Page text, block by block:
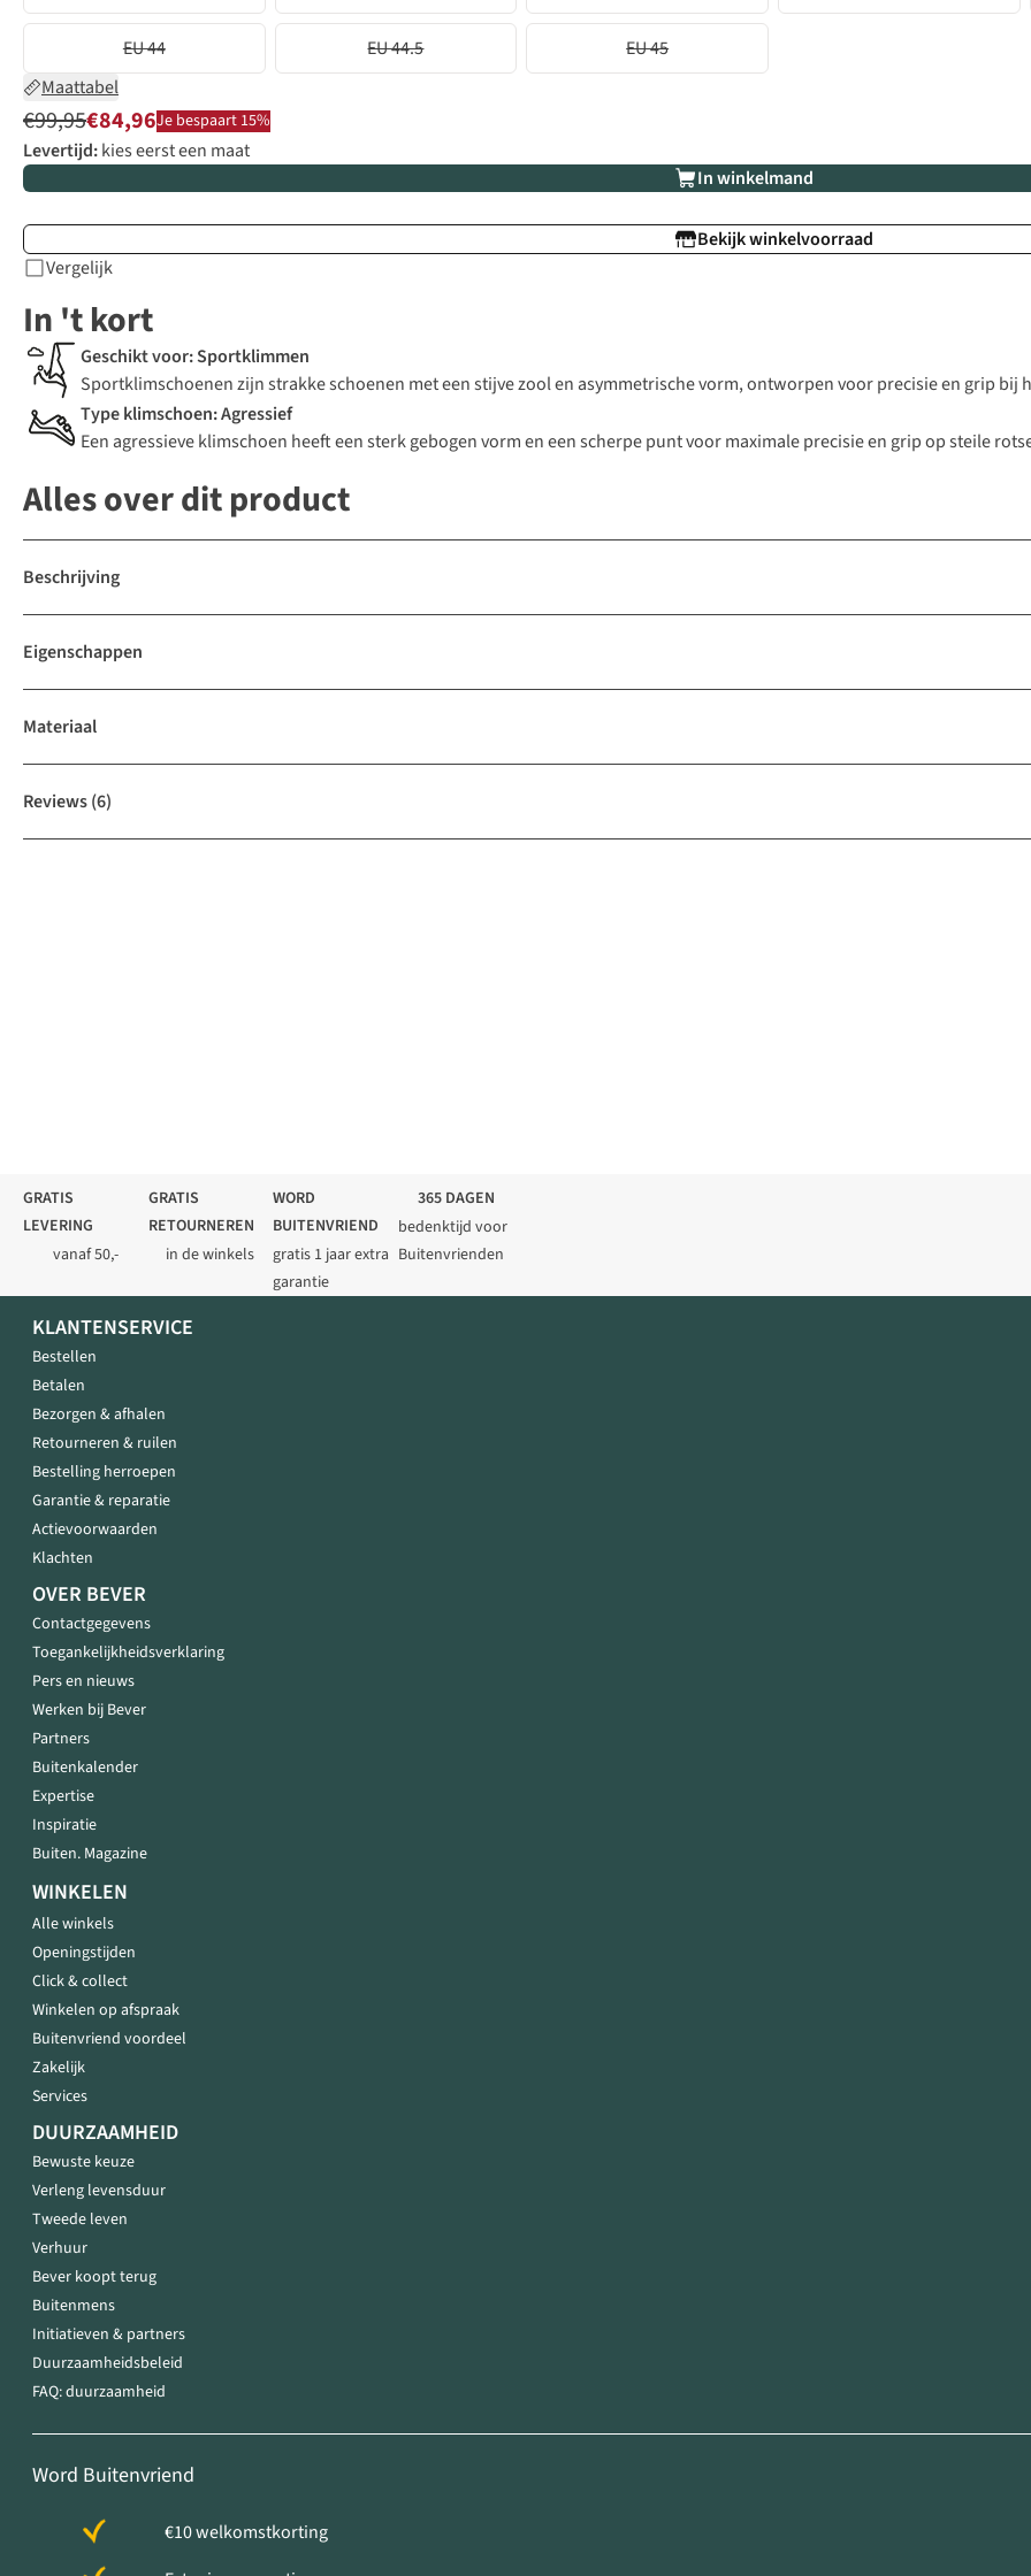
EU 44 EU 44.5
EU 45
Maattabel
€99,95€84,96Je bespaart 15%
Levertijd:kies eerst een maat
In winkelmand
Bekijk winkelvoorraad
Vergelijk
In 't kort
Geschikt voor: Sportklimmen
Sportklimschoenen zijn strakke schoenen met een stijve zool en asymmetrische vorm, ontworpen voor precisie en grip bij
Type klimschoen: Agressief
Een agressieve klimschoen heeft een sterk gebogen vorm en een scherpe punt voor maximale precisie en grip op steile
Alles over dit product
Beschrijving
Eigenschappen
Materiaal
Reviews(6)
GRATIS
LEVERING
vanaf 50,-
GRATIS
RETOURNEREN
in de winkels
WORD
BUITENVRIEND
gratis 1 jaar extra
garantie
365 DAGEN
bedenktijd voor
Buitenvrienden
KLANTENSERVICE
Bestellen
Betalen
Bezorgen & afhalen
Retourneren & ruilen
Bestelling herroepen
Garantie & reparatie
Actievoorwaarden
Klachten
OVER BEVER
Contactgegevens
Toegankelijkheidsverklaring
Pers en nieuws
Werken bij Bever
Partners
Buitenkalender
Expertise
Inspiratie
Buiten. Magazine
WINKELEN
Alle winkels
Openingstijden
Click & collect
Winkelen op afspraak
Buitenvriend voordeel
Zakelijk
Services
DUURZAAMHEID
Bewuste keuze
Verleng levensduur
Tweede leven
Verhuur
Bever koopt terug
Buitenmens
Initiatieven & partners
Duurzaamheidsbeleid
FAQ: duurzaamheid
Word Buitenvriend
€10 welkomstkorting